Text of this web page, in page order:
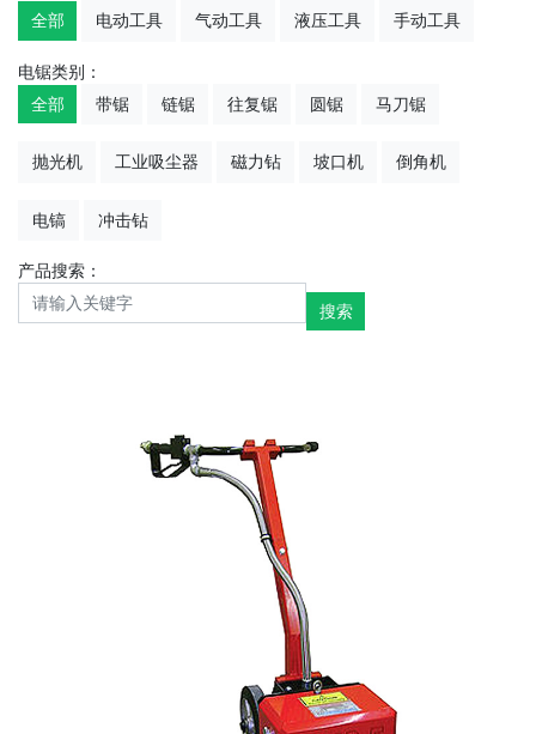
全部
电动工具 气动工具 液压工具 手动工具
电锯类别：
全部
带锯 链锯 往复锯 圆锯 马刀锯
抛光机 工业吸尘器 磁力钻 坡口机 倒角机
电镐 冲击钻
产品搜索：
搜索